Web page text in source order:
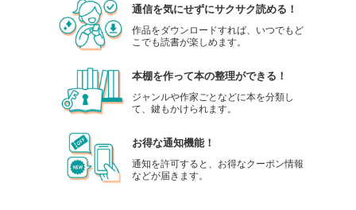
通信を気にせずにサクサク読める！
作品をダウンロードすれば、いつでもど
こでも読書が楽しめます。
本棚を作って本の整理ができる！
ジャンルや作家ごとなどに本を分類し
て、鍵もかけられます。
お得な通知機能！
通知を許可すると、お得なクーポン情報
などが届きます。